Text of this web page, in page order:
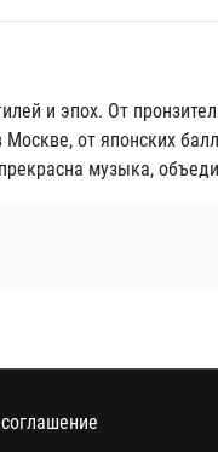
и эпох. От
от японских
музыка,